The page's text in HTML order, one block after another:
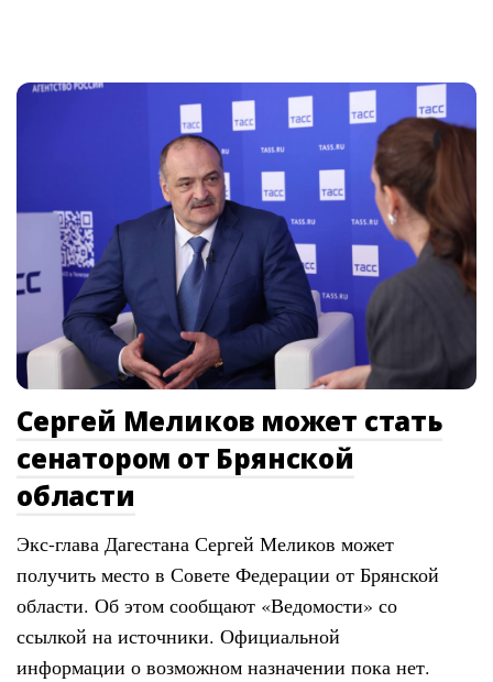
Сергей Меликов может стать
сенатором от Брянской
области
Экс-глава Дагестана Сергей Меликов может
получить место в Совете Федерации от Брянской
области. Об этом сообщают «Ведомости» со
ссылкой на источники. Официальной
информации о возможном назначении пока нет.